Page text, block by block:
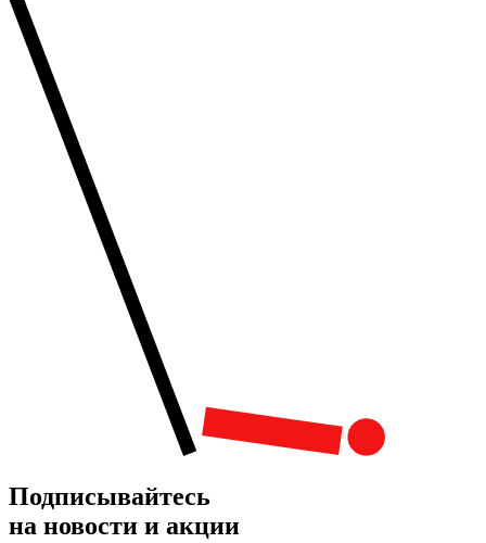
Подписывайтесь
на новости и акции